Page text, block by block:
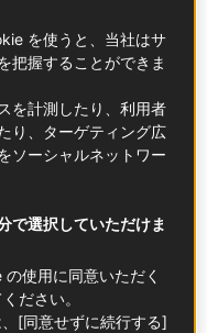
料理をしていま
ャーロットは何
らげてしまうと
を使うと、当社はサ
把握することができま
を計測したり、利用者
り、ターゲティング広
ソーシャルネットワー
で選択していただけま
使用に同意いただく
ださい。
[同意せずに続行する]